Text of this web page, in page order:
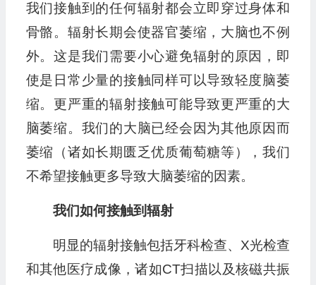
我们接触到的任何辐射都会立即穿过身体和
骨骼。辐射长期会使器官萎缩，大脑也不例
外。这是我们需要小心避免辐射的原因，即
使是日常少量的接触同样可以导致轻度脑萎
缩。更严重的辐射接触可能导致更严重的大
脑萎缩。我们的大脑已经会因为其他原因而
萎缩（诸如长期匮乏优质葡萄糖等），我们
不希望接触更多导致大脑萎缩的因素。
我们如何接触到辐射
明显的辐射接触包括牙科检查、X光检查
和其他医疗成像，诸如CT扫描以及核磁共振